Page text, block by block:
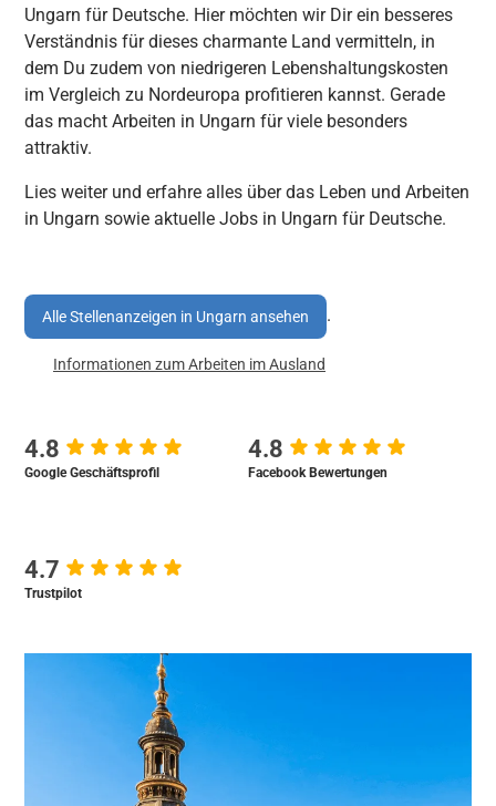
Ungarn für Deutsche. Hier möchten wir Dir ein besseres
Verständnis für dieses charmante Land vermitteln, in
dem Du zudem von niedrigeren Lebenshaltungskosten
im Vergleich zu Nordeuropa profitieren kannst. Gerade
das macht Arbeiten in Ungarn für viele besonders
attraktiv.
Lies weiter und erfahre alles über das Leben und Arbeiten
in Ungarn sowie aktuelle Jobs in Ungarn für Deutsche.
Alle Stellenanzeigen in Ungarn ansehen .
Informationen zum Arbeiten im Ausland
4.8
Google Geschäftsprofil
4.8
Facebook Bewertungen
4.7
Trustpilot